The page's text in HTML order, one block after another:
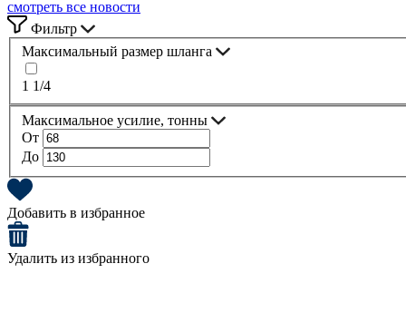
смотреть все новости
Фильтр
Максимальный размер шланга
1 1/4
Максимальное усилие, тонны
От
До
Добавить в избранное
Удалить из избранного